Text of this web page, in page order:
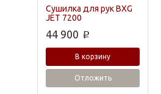
Сушилка для рук BXG
JET 7200
44 900 p
В корзину
Отложить